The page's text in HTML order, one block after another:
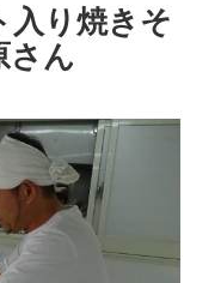
入り焼きそ
さん